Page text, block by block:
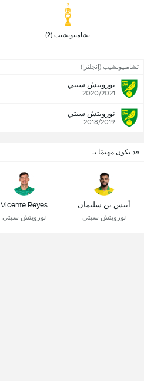
تشامبيونشيب (2)
تشامبيونشيب (إنجلترا)
نورويتش سيتي
2020/2021
نورويتش سيتي
2018/2019
قد تكون مهتمًا بـ
أنيس بن سليمان
نورويتش سيتي
Vicente Reyes
نورويتش سيتي